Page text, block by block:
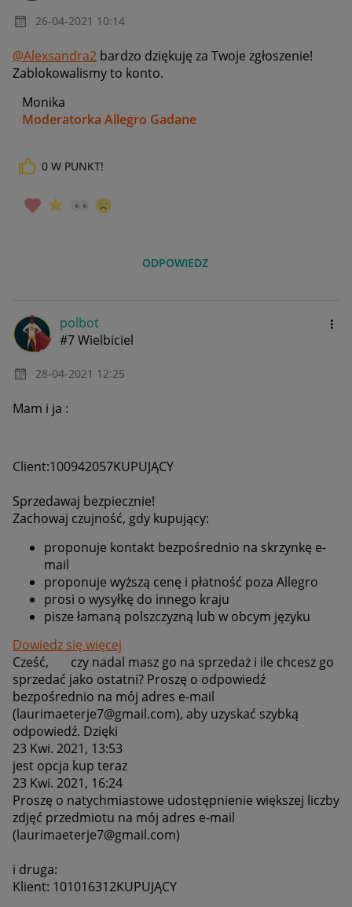
‎26-04-2021 10:14
@Alexsandra2 bardzo dziękuję za Twoje zgłoszenie!
Zablokowalismy to konto.
Monika
Moderatorka Allegro Gadane
0 W PUNKT!
ODPOWIEDZ
polbot
#7 Wielbiciel
‎28-04-2021 12:25
Mam i ja :
Client:100942057KUPUJĄCY
Sprzedawaj bezpiecznie!
Zachowaj czujność, gdy kupujący:
proponuje kontakt bezpośrednio na skrzynkę e-
mail
proponuje wyższą cenę i płatność poza Allegro
prosi o wysyłkę do innego kraju
pisze łamaną polszczyzną lub w obcym języku
Dowiedz się więcej
Cześć, czy nadal masz go na sprzedaż i ile chcesz go
sprzedać jako ostatni? Proszę o odpowiedź
bezpośrednio na mój adres e-mail
(laurimaeterje7@gmail.com), aby uzyskać szybką
odpowiedź. Dzięki
23 Kwi. 2021, 13:53
jest opcja kup teraz
23 Kwi. 2021, 16:24
Proszę o natychmiastowe udostępnienie większej liczby
zdjęć przedmiotu na mój adres e-mail
(laurimaeterje7@gmail.com)
i druga:
Klient: 101016312KUPUJĄCY